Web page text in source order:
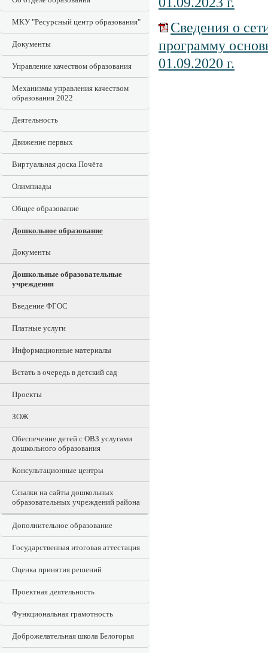
МКУ "Ресурсный центр образования"
Документы
Управление качеством образования
Механизмы управления качеством
образования 2022
Деятельность
Движение первых
Виртуальная доска Почёта
Олимпиады
Общее образование
Дошкольное образование
Документы
Дошкольные образовательные
учреждения
Введение ФГОС
Платные услуги
Информационные материалы
Встать в очередь в детский сад
Проекты
ЗОЖ
Обеспечение детей с ОВЗ услугами
дошкольного образования
Консультационные центры
Ссылки на сайты дошкольных
образовательных учреждений района
Дополнительное образование
Государственная итоговая аттестация
Оценка принятия решений
Проектная деятельность
Функциональная грамотность
Доброжелательная школа Белогорья
Сведения о
программу
01.09.2020 г.